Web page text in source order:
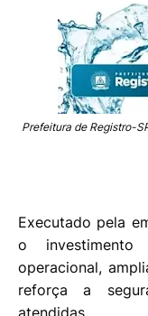
Prefeitura de Registro-
Executado pela
o
operacional,
reforça a